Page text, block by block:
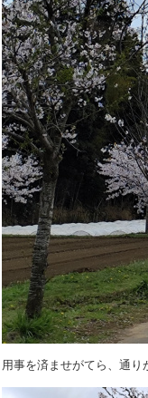
用事を済ませがてら、通り